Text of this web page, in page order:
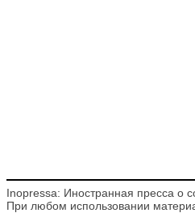
Inopressa: Иностранная пресса о
При любом использовании